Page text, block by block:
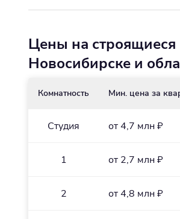
Цены на строящиеся
Новосибирске и
Комнатность Мин. цена за
Студия от 4,7 млн ₽
1 от 2,7 млн ₽
2 от 4,8 млн ₽